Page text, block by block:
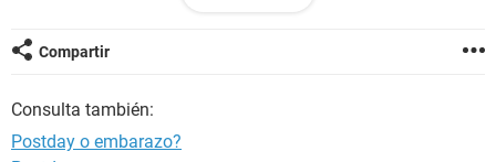
En verdad ayuda estoy muy preocupado, mi novia menciona
que tiene los sintomas de que le bajara pero no pasa, ya
Cuantos dias de retraso pueden ser??
Compartir
Consulta también:
Postday o embarazo?